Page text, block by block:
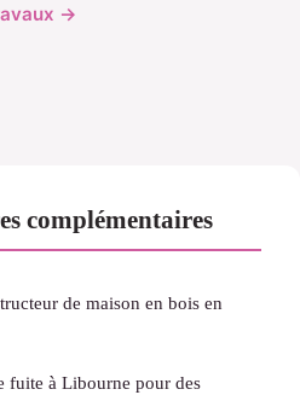
→
complémentaires
de maison en bois en
fuite à Libourne pour des